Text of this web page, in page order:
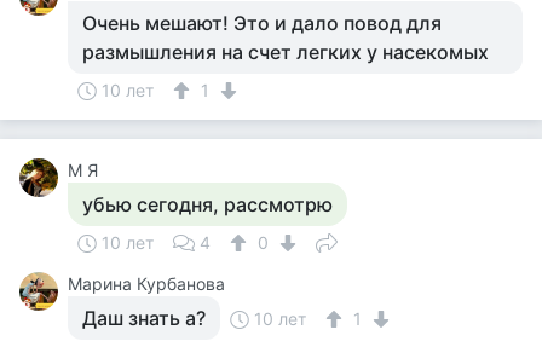
Очень мешают! Это и дало повод для
размышления на счет легких у насекомых
10 лет 1
М Я
убью сегодня, рассмотрю
10 лет 4
0
Марина Курбанова
Даш знать а? 10 лет 1